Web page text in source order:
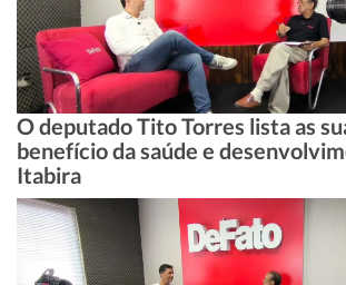
O deputado Tito Torres lista as
benefício da saúde e
Itabira